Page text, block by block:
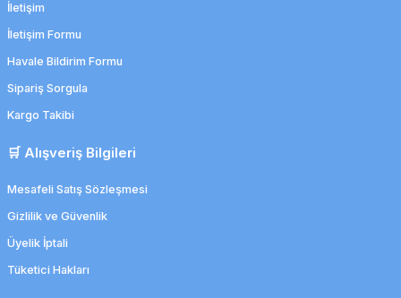
İletişim
İletişim Formu
Havale Bildirim Formu
Sipariş Sorgula
Kargo Takibi
🛒 Alışveriş Bilgileri
Mesafeli Satış Sözleşmesi
Gizlilik ve Güvenlik
Üyelik İptali
Tüketici Hakları